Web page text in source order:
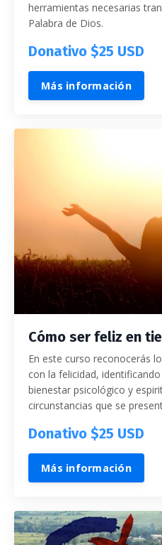
herramientas necesarias
Palabra de Dios.
Donativo $25 USD
Más información
Cómo ser feliz en
En este curso reconocerás
con la felicidad,
bienestar psicológico y
circunstancias que se
Donativo $25 USD
Más información